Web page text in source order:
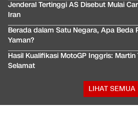
Jenderal Tertinggi AS Disebut Mulai
Iran
Berada dalam Satu Negara, Apa Beda
Yaman?
Hasil Kualifikasi MotoGP Inggris:
Selamat
LIHAT SEMUA